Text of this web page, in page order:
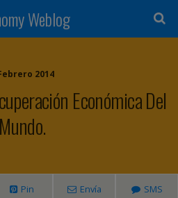
Weblog
2014
Económica Del
Mundo.
Pin Envía SMS